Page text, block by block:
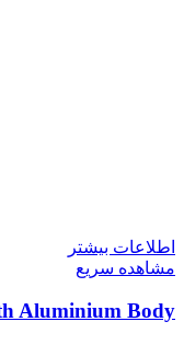
اطلاعات بیشتر
مشاهده سریع
Aluminium Body